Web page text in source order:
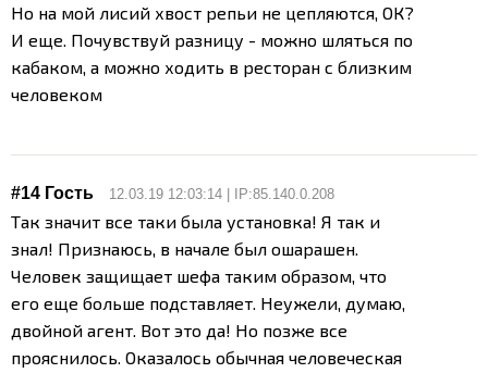
Но на мой лисий хвост репьи не цепляются, ОК?
И еще. Почувствуй разницу - можно шляться по
кабаком, а можно ходить в ресторан с близким
человеком
#14 Гость 12.03.19 12:03:14 | IP:85.140.0.208
Так значит все таки была установка! Я так и
знал! Признаюсь, в начале был ошарашен.
Человек защищает шефа таким образом, что
его еще больше подставляет. Неужели, думаю,
двойной агент. Вот это да! Но позже все
прояснилось. Оказалось обычная человеческая